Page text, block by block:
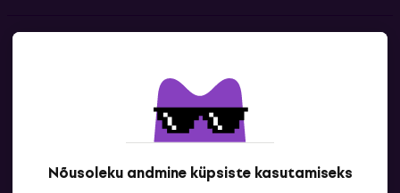
Nõusoleku andmine küpsiste kasutamiseks
Kontaktandmed